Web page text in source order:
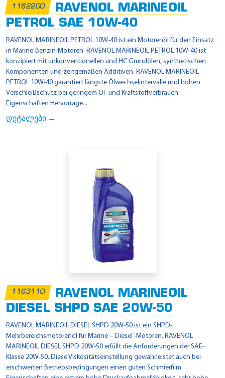
1162200
RAVENOL MARINEOIL
PETROL SAE 10W-40
RAVENOL MARINEOIL PETROL 10W-40 ist ein Motorenöl für den Einsatz
in Marine-Benzin-Motoren. RAVENOL MARINEOIL PETROL 10W-40 ist
konzipiert mit unkonventionellen und HC Grundölen, synthetischen
Komponenten und zeitgemäßen Additiven. RAVENOL MARINEOIL
PETROL 10W-40 garantiert längste Ölwechselintervalle und hohen
Verschleißschutz bei geringem Öl- und Kraftstoffverbrauch.
Eigenschaften Hervorrage...
დეტალები →
1163110
RAVENOL MARINEOIL
DIESEL SHPD SAE 20W-50
RAVENOL MARINEOIL DIESEL SHPD 20W-50 ist ein SHPD-
Mehrbereichsmotorenöl für Marine – Diesel -Motoren. RAVENOL
MARINEOIL DIESEL SHPD 20W-50 erfüllt die Anforderungen der SAE-
Klasse 20W-50. Diese Viskositätseinstellung gewährleistet auch bei
erschwerten Betriebsbedingungen einen guten Schmierfilm.